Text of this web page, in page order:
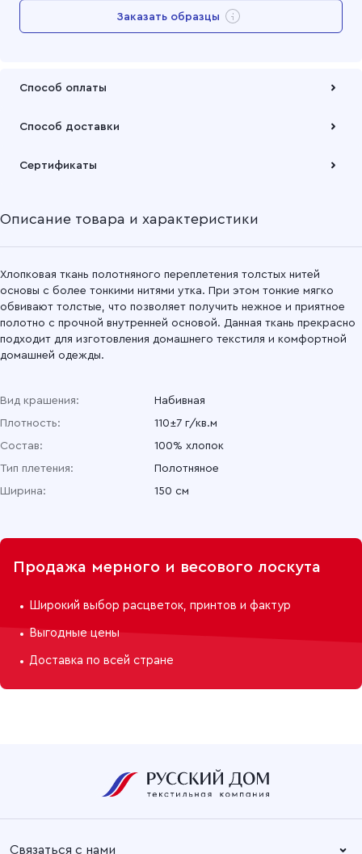
Перейти в корзину
Заказать образцы
Способ оплаты
Способ доставки
наших складов или через транспортную компанию на Ваш
Подробнее
Сертификаты
Описание товара и характеристики
Хлопковая ткань полотняного переплетения толстых нитей
основы с более тонкими нитями утка. При этом тонкие мягко
обвивают толстые, что позволяет получить нежное и приятное
полотно с прочной внутренней основой. Данная ткань прекрасно
подходит для изготовления домашнего текстиля и комфортной
домашней одежды.
Вид крашения:
Набивная
Плотность:
110±7 г/кв.м
Состав:
100% хлопок
Тип плетения:
Полотняное
Ширина:
150 см
Продажа мерного и весового лоскута
Широкий выбор расцветок, принтов и фактур
Выгодные цены
Доставка по всей стране
Связаться с нами